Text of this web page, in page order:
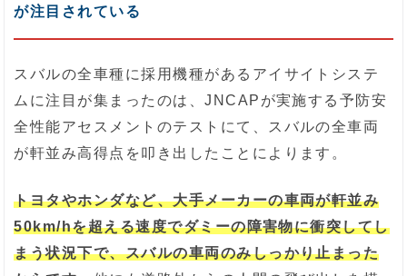
が注目されている
スバルの全車種に採用機種があるアイサイトシステ
ムに注目が集まったのは、JNCAPが実施する予防安
全性能アセスメントのテストにて、スバルの全車両
が軒並み高得点を叩き出したことによります。
トヨタやホンダなど、大手メーカーの車両が軒並み
50km/hを超える速度でダミーの障害物に衝突してし
まう状況下で、スバルの車両のみしっかり止まった